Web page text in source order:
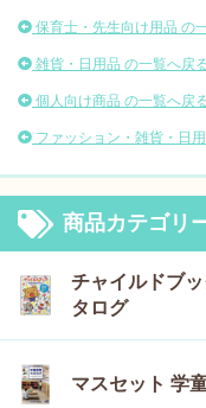
保育士・先生向け用品 の
雑貨・日用品 の一覧へ戻
個人向け商品 の一覧へ戻
ファッション・雑貨・日
商品カテゴリ
チャイルドブッ
タログ
マスセット 学